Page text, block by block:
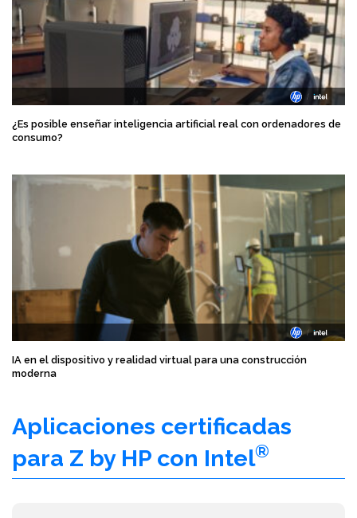
¿Es posible enseñar inteligencia artificial real con ordenadores de
consumo?
IA en el dispositivo y realidad virtual para una construcción
moderna
Aplicaciones certificadas
para Z by HP con Intel®